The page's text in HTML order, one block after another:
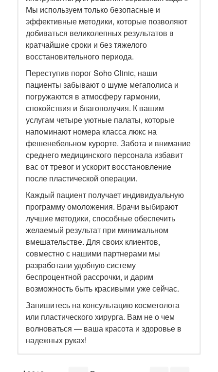
Мы используем только безопасные и
эффективные методики, которые позволяют
добиваться великолепных результатов в
кратчайшие сроки и без тяжелого
восстановительного периода.
Переступив порог Soho Clinic, наши
пациенты забывают о шуме мегаполиса и
погружаются в атмосферу гармонии,
спокойствия и благополучия. К вашим
услугам четыре уютные палаты, которые
напоминают номера класса люкс на
фешенебельном курорте. Забота и внимание
среднего медицинского персонала избавит
вас от тревог и ускорит восстановление
после пластической операции.
Каждый пациент получает индивидуальную
программу омоложения. Врачи выбирают
лучшие методики, способные обеспечить
желаемый результат при минимальном
вмешательстве. Для своих клиентов,
совместно с нашими партнерами мы
разработали удобную систему
беспроцентной рассрочки, и дарим
возможность быть красивыми уже сейчас.
Запишитесь на консультацию косметолога
или пластического хирурга. Вам не о чем
волноваться — ваша красота и здоровье в
надежных руках!